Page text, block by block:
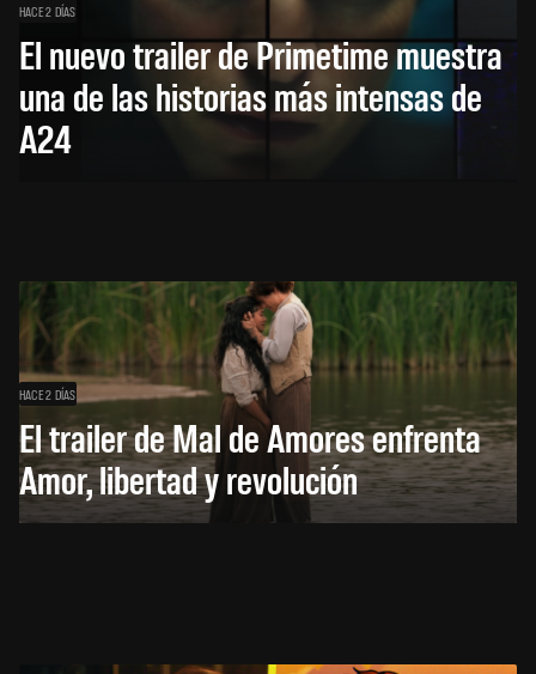
HACE 2 DÍAS
El nuevo trailer de Primetime muestra
una de las historias más intensas de
A24
HACE 2 DÍAS
El trailer de Mal de Amores enfrenta
Amor, libertad y revolución